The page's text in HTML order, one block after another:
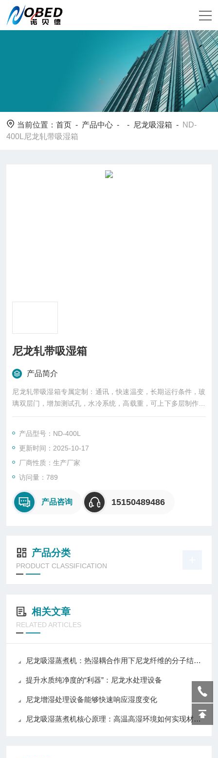
当前位置：首页 - 产品中心 - - 尼龙吸湿箱 - ND-
400L尼龙轧带吸湿箱
尼龙轧带吸湿箱
产品简介
尼龙轧带吸湿箱专属定制：通讯，快速温变，长期运行条件，玻
璃双层门，增加测试孔，水冷系统，高载重，可上下多层制作，
满足多种标准，电子式传感器，风速可调节，线性温湿度控制，
网口通讯。
产品型号：ND-400L
更新时间：2025-10-17
厂商性质：生产厂家
访问量：789
产品咨询 15150489486
产品分类
PRODUCT CLASSIFICATION
相关文章
RELATED ARTICLES
尼龙吸湿蒸煮机：热湿耦合作用下尼龙纤维的分子结构重塑机制
提升水质纯净度的“利器”：尼龙水处理设备
尼龙增湿处理设备能够快速响应湿度变化
尼龙吸湿蒸煮机核心原理：高温高湿环境如何实现材料均匀吸湿？